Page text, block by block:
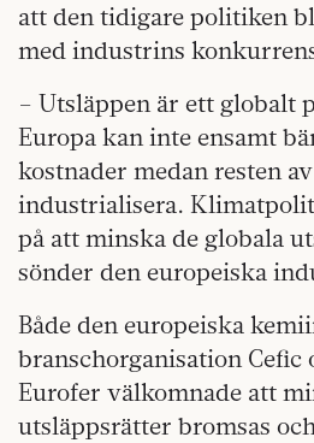
att den tidigare politiken
med industrins
– Utsläppen är ett globalt
Europa kan inte ensamt
kostnader medan resten
industrialisera.
på att minska de globala
sönder den europeiska
Både den europeiska
branschorganisation
Eurofer välkomnade att
utsläppsrätter bromsas